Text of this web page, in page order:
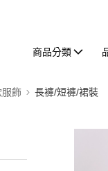
商品分類
服飾 長褲/短褲/裙裝